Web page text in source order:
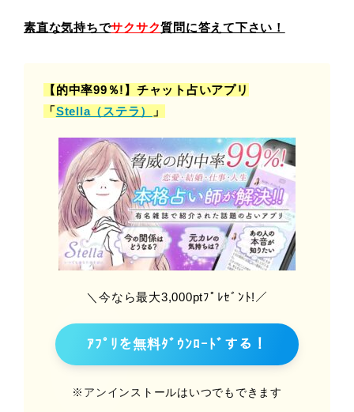
素直な気持ちでサクサク質問に答えて下さい！
【的中率99％!】チャット占いアプリ
「Stella（ステラ） 」
＼今なら最大3,000ptﾌﾟﾚｾﾞﾝﾄ!／
ｱﾌﾟﾘを無料ﾀﾞｳﾝﾛｰﾄﾞする！
※アンインストールはいつでもできます